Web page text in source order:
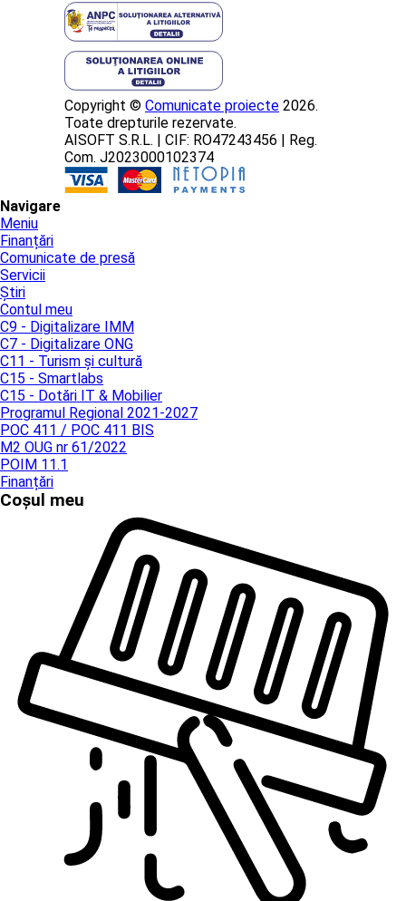
Copyright © Comunicate proiecte 2026.
Toate drepturile rezervate.
AISOFT S.R.L. | CIF: RO47243456 | Reg.
Com. J2023000102374
Navigare
Meniu
Finanțări
Comunicate de presă
Servicii
Știri
Contul meu
C9 - Digitalizare IMM
C7 - Digitalizare ONG
C11 - Turism și cultură
C15 - Smartlabs
C15 - Dotări IT & Mobilier
Programul Regional 2021-2027
POC 411 / POC 411 BIS
M2 OUG nr 61/2022
POIM 11.1
Finanțări
Coșul meu